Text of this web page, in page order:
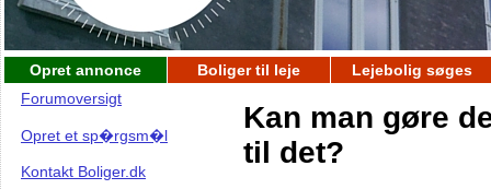
Opret annonce Boliger til leje
Lejebolig søges
Forumoversigt
Opret et sp�rgsm�l
Kontakt Boliger.dk
Kan man gøre
til det?